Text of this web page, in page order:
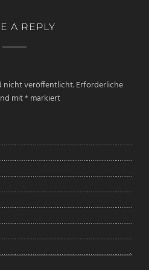
A REPLY
nicht veröffentlicht.Erforderliche
mit* markiert